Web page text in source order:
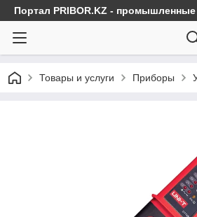
Портал PRIBOR.KZ -
Товары и услуги Приборы